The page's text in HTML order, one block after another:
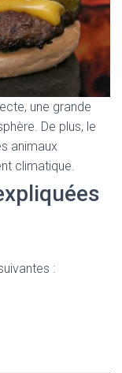
une grande
De plus, le
animaux
climatique.
: